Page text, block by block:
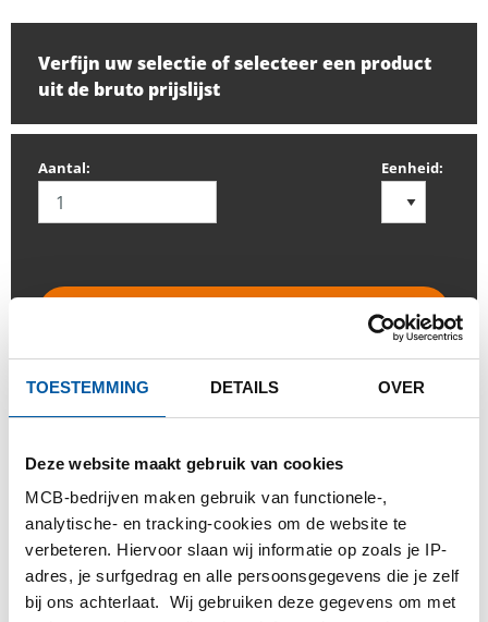
TOESTEMMING DETAILS OVER
Deze website maakt gebruik van cookies
MCB-bedrijven maken gebruik van functionele-,
analytische- en tracking-cookies om de website te
verbeteren. Hiervoor slaan wij informatie op zoals je IP-
adres, je surfgedrag en alle persoonsgegevens die je zelf
bij ons achterlaat. Wij gebruiken deze gegevens om met
Verfijn uw selectie of selecteer een product
uit de bruto prijslijst
Aantal: Eenheid:
Volg uw order via Track&Trace